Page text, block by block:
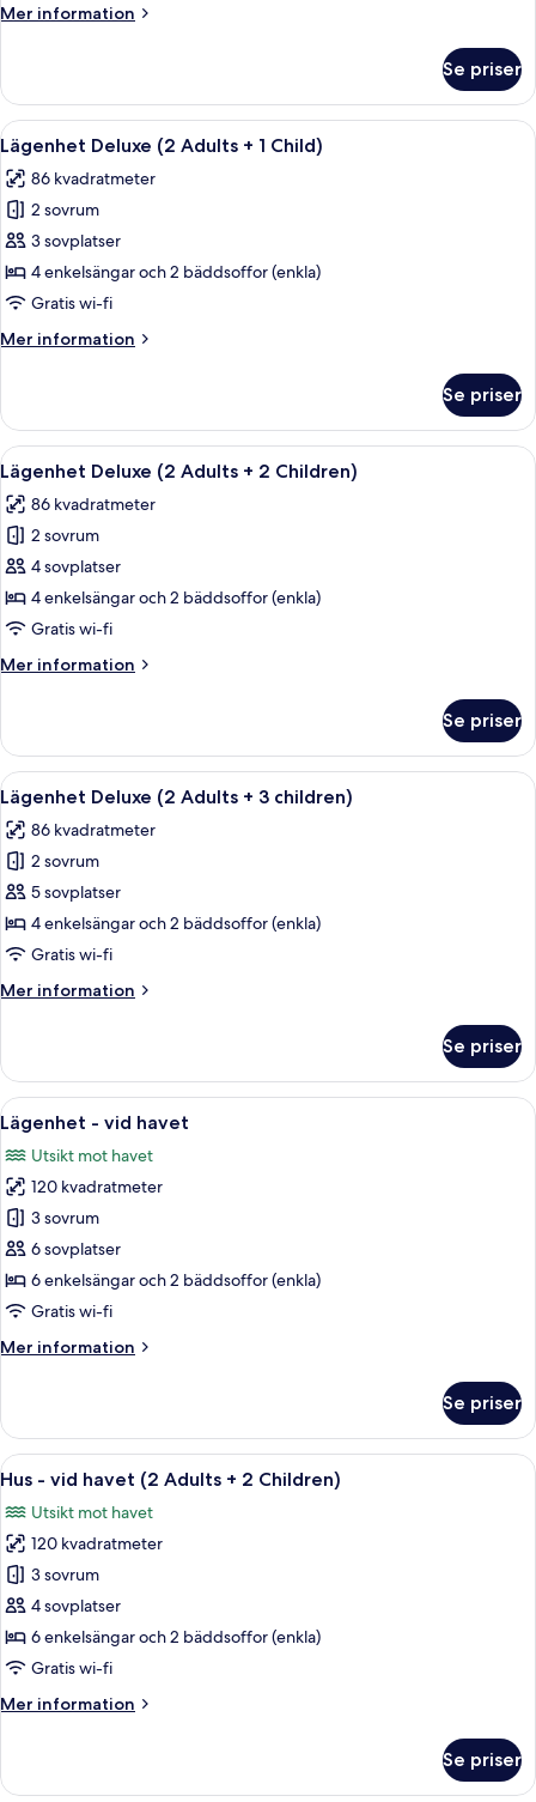
+
Mer information
Mer
Classic
(4
Adultos
2
children)
Se priser
Öppna
alla
foton
för
Lägenhet
Deluxe
(2
+
Ett modernt poolområde med en
9
Lägenhet Deluxe (2 Adults + 1 Child)
86 kvadratmeter
2 sovrum
3 sovplatser
4 enkelsängar och 2 bäddsoffor (enkla)
Gratis wi-fi
Mer information
Mer
Deluxe
(2
Adults
Child)
Se priser
Öppna
alla
foton
för
Lägenhet
Deluxe
(2
+
Ett modernt poolområde med en
9
Lägenhet Deluxe (2 Adults + 2 Children)
86 kvadratmeter
2 sovrum
4 sovplatser
4 enkelsängar och 2 bäddsoffor (enkla)
Gratis wi-fi
Mer information
Mer
Deluxe
(2
Adults
2
Children)
Se priser
Öppna
alla
foton
för
Lägenhet
Deluxe
(2
+
Ett modernt poolområde med en
9
Lägenhet Deluxe (2 Adults + 3 children)
86 kvadratmeter
2 sovrum
5 sovplatser
4 enkelsängar och 2 bäddsoffor (enkla)
Gratis wi-fi
Mer information
Mer
Deluxe
(2
Adults
3
children)
Se priser
Öppna
alla
foton
för
Lägenhet
-
vid
havet
13
Lägenhet - vid havet
Utsikt mot havet
120 kvadratmeter
3 sovrum
6 sovplatser
6 enkelsängar och 2 bäddsoffor (enkla)
Gratis wi-fi
Mer information
Mer
-
vid
havet
Se priser
Öppna
alla
foton
för
Hus
-
vid
havet
Adults
Children)
13
Hus - vid havet (2 Adults + 2 Children)
Utsikt mot havet
120 kvadratmeter
3 sovrum
4 sovplatser
6 enkelsängar och 2 bäddsoffor (enkla)
Gratis wi-fi
Mer information
Mer
-
Se priser